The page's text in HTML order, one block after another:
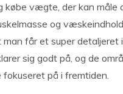
købe vægte, der kan måle
og
får et super detaljeret
sig godt på, og de
på i fremtiden.